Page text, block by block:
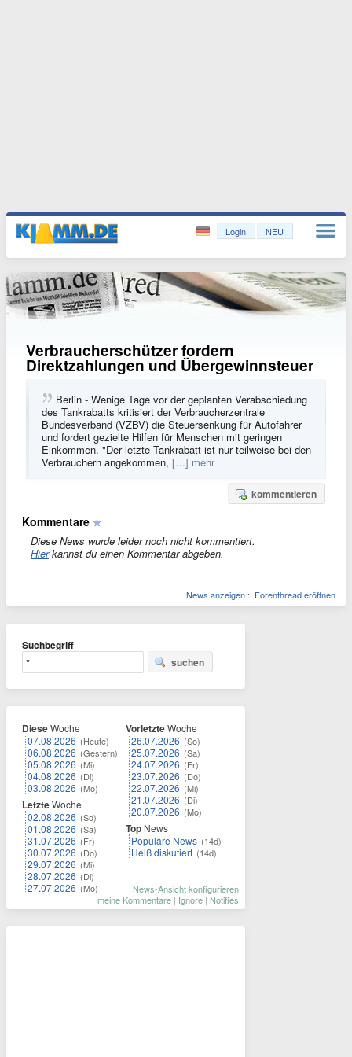
Login NEU
Verbraucherschützer fordern
Direktzahlungen und Übergewinnsteuer
Berlin - Wenige Tage vor der geplanten Verabschiedung
des Tankrabatts kritisiert der Verbraucherzentrale
Bundesverband (VZBV) die Steuersenkung für Autofahrer
und fordert gezielte Hilfen für Menschen mit geringen
Einkommen. "Der letzte Tankrabatt ist nur teilweise bei den
Verbrauchern angekommen, […] mehr
kommentieren
Kommentare
Diese News wurde leider noch nicht kommentiert.
Hierkannst du einen Kommentar abgeben.
News anzeigen :: Forenthread eröffnen
Suchbegriff
suchen
DieseWoche
07.08.2026 (Heute)
06.08.2026 (Gestern)
05.08.2026 (Mi)
04.08.2026 (Di)
03.08.2026 (Mo)
LetzteWoche
02.08.2026 (So)
01.08.2026 (Sa)
31.07.2026 (Fr)
30.07.2026 (Do)
29.07.2026 (Mi)
28.07.2026 (Di)
27.07.2026 (Mo)
VorletzteWoche
26.07.2026 (So)
25.07.2026 (Sa)
24.07.2026 (Fr)
23.07.2026 (Do)
22.07.2026 (Mi)
21.07.2026 (Di)
20.07.2026 (Mo)
Top News
Populäre News (14d)
Heiß diskutiert (14d)
News-Ansicht konfigurieren
meine Kommentare | Ignore | Notifies